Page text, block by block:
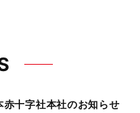
赤十字社本社のお知らせ